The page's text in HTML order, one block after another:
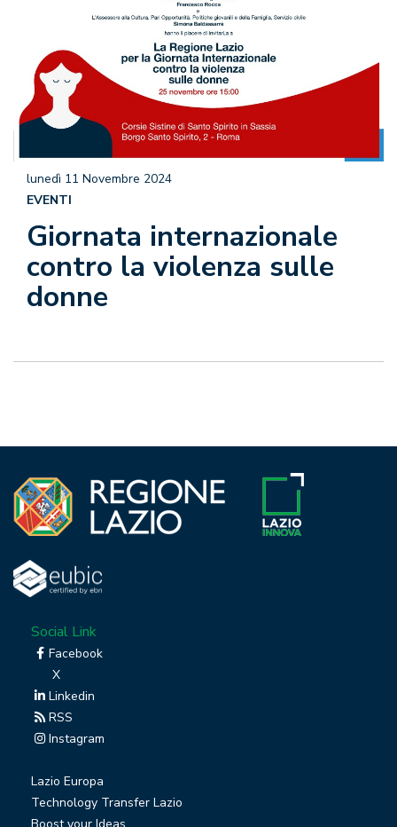
Giornata internazionale
contro la violenza sulle
donne
lunedì 11 Novembre 2024
EVENTI
Social Link
Facebook
X
Linkedin
RSS
Instagram
Lazio Europa
Technology Transfer Lazio